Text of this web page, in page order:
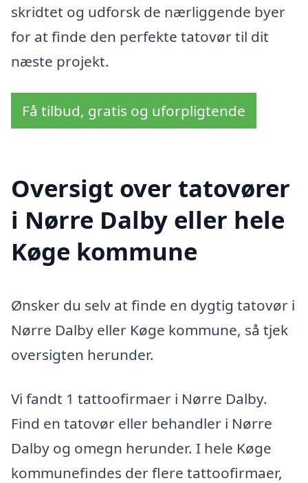
skridtet og udforsk de nærliggende byer
for at finde den perfekte tatovør til dit
næste projekt.
Få tilbud, gratis og uforpligtende
Oversigt over tatovører
i Nørre Dalby eller hele
Køge kommune
Ønsker du selv at finde en dygtig tatovør i
Nørre Dalby eller Køge kommune, så tjek
oversigten herunder.
Vi fandt 1 tattoofirmaer i Nørre Dalby.
Find en tatovør eller behandler i Nørre
Dalby og omegn herunder. I hele Køge
kommunefindes der flere tattoofirmaer,